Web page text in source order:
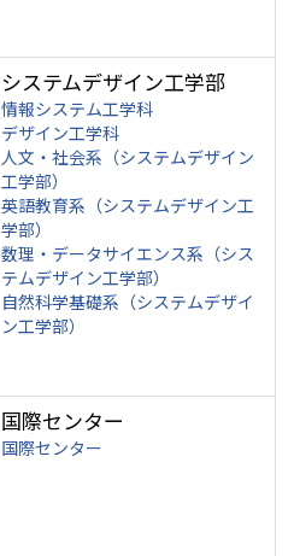
システムデザイン工学部
情報システム工学科
デザイン工学科
人文・社会系（システムデザイン
工学部）
英語教育系（システムデザイン工
学部）
数理・データサイエンス系（シス
テムデザイン工学部）
自然科学基礎系（システムデザイ
ン工学部）
国際センター
国際センター